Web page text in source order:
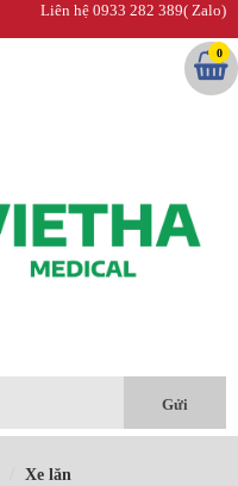
Liên hệ 0933 282 389( Zalo)
0
Xe lăn